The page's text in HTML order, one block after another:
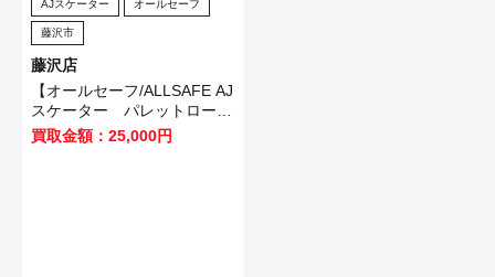
AJスケーター オールセーフ
藤沢市
藤沢店
【オールセーフ/ALLSAFE AJ
スケーター パレットローラ
ー】海老名市のお客様から買
取させて頂きました！
買取金額：25,000円